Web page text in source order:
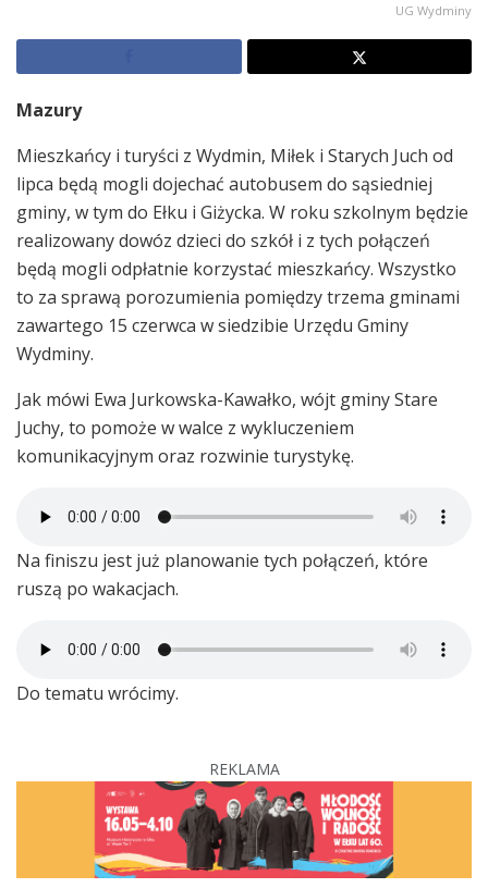
UG Wydminy
Mazury
Mieszkańcy i turyści z Wydmin, Miłek i Starych Juch od
lipca będą mogli dojechać autobusem do sąsiedniej
gminy, w tym do Ełku i Giżycka. W roku szkolnym będzie
realizowany dowóz dzieci do szkół i z tych połączeń
będą mogli odpłatnie korzystać mieszkańcy. Wszystko
to za sprawą porozumienia pomiędzy trzema gminami
zawartego 15 czerwca w siedzibie Urzędu Gminy
Wydminy.
Jak mówi Ewa Jurkowska-Kawałko, wójt gminy Stare
Juchy, to pomoże w walce z wykluczeniem
komunikacyjnym oraz rozwinie turystykę.
Na finiszu jest już planowanie tych połączeń, które
ruszą po wakacjach.
Do tematu wrócimy.
REKLAMA